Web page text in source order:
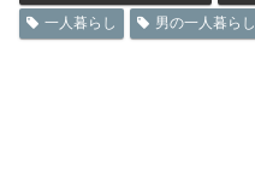
一人暮らし
男の一人暮らし